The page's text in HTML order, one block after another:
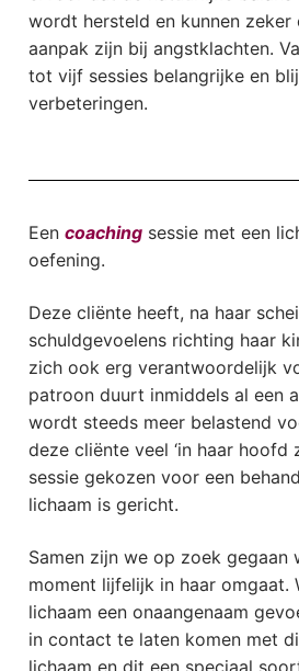
wordt hersteld en kunnen
aanpak zijn bij angstklachten.
tot vijf sessies belangrijke en
verbeteringen.
Een coaching sessie met een
oefening.
Deze cliënte heeft, na haar
schuldgevoelens richting haar
zich ook erg verantwoordelijk
patroon duurt inmiddels al een
wordt steeds meer belastend
deze cliënte veel ‘in haar hoofd
sessie gekozen voor een
lichaam is gericht.
Samen zijn we op zoek gegaan
moment lijfelijk in haar omgaat.
lichaam een onaangenaam
in contact te laten komen met
lichaam en dit een speciaal